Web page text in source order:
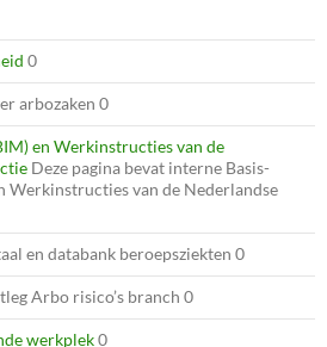
0
arbozaken 0
en Werkinstructies van de
Deze pagina bevat interne Basis-
Werkinstructies van de Nederlandse
en databank beroepsziekten 0
Arbo risico’s branch 0
werkplek0